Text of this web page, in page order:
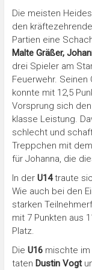
Die meisten
den
Partien eine
Malte Gräßer,
drei Spieler am
Feuerwehr.
konnte mit 12,5
Vorsprung sich
klasse Leistung.
schlecht und
Treppchen mit
für Johanna, die
In der U14traute
Wie auch bei den
starken
mit 7 Punkten aus
Platz.
Die U16mischte im
taten Dustin Vogt